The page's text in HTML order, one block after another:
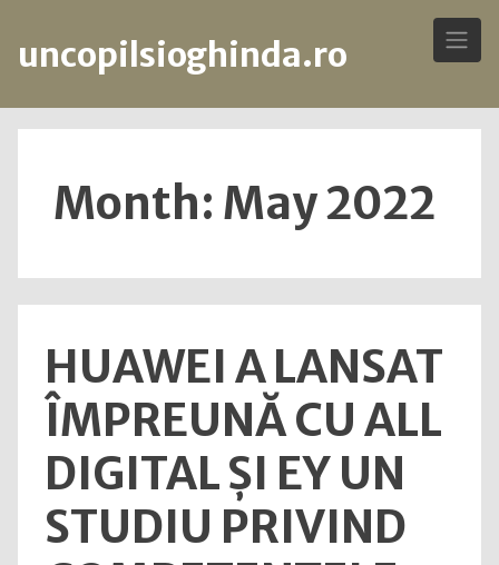
Skip
uncopilsioghinda.ro
Month: May 2022
HUAWEI A LANSAT
ÎMPREUNĂ CU ALL
DIGITAL ȘI EY UN
STUDIU PRIVIND